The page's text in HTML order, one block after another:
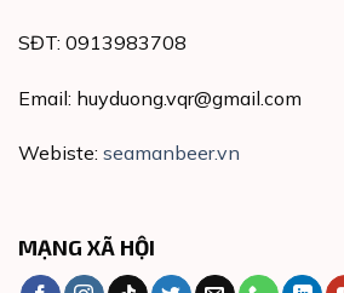
SĐT: 0913983708
Email: huyduong.vqr@gmail.com
Webiste: seamanbeer.vn
MẠNG XÃ HỘI